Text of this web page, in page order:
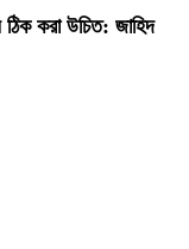
করা উচিত: জাহিদ